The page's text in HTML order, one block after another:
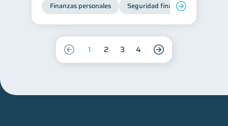
Finanzas personales Seguridad financiera
1 2 3 4